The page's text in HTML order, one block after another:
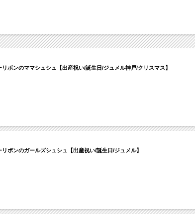
ボンのママシュシュ【出産祝い/誕生日/ジュメル神戸/クリスマス】
ボンのガールズシュシュ【出産祝い/誕生日/ジュメル】